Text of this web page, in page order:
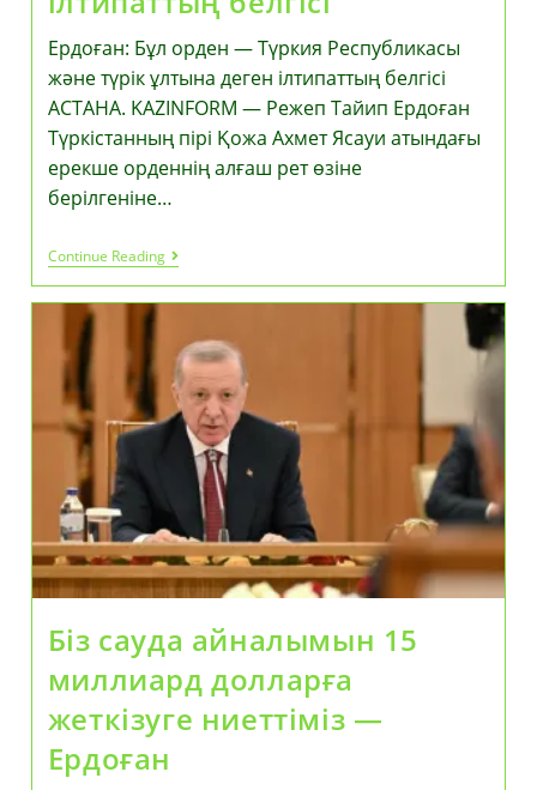
Ердоған: Бұл орден — Түркия Республикасы
және түрік ұлтына деген ілтипаттың белгісі
АСТАНА. KAZINFORM — Режеп Тайип Ердоған
Түркістанның пірі Қожа Ахмет Ясауи атындағы
ерекше орденнің алғаш рет өзіне
берілгеніне…
Continue ReadingЕрдоған:
Бұл
Орден
Республикасы
Және
Түрік
Ұлтына
Деген
Ілтипаттың
Белгісі
Біз сауда айналымын 15
миллиард долларға
жеткізуге ниеттіміз —
Ердоған